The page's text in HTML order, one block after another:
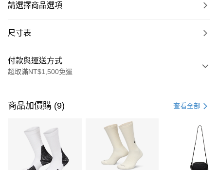
請選擇商品選項
尺寸表
付款與運送方式
超取滿NT$1,500免運
信用卡一次付款
3 期 0 利率 每期 21家銀行
合作金庫商業銀行
第一商業銀行
華南商業銀行
彰化商業銀行
商品加價購 (9) 查看全部